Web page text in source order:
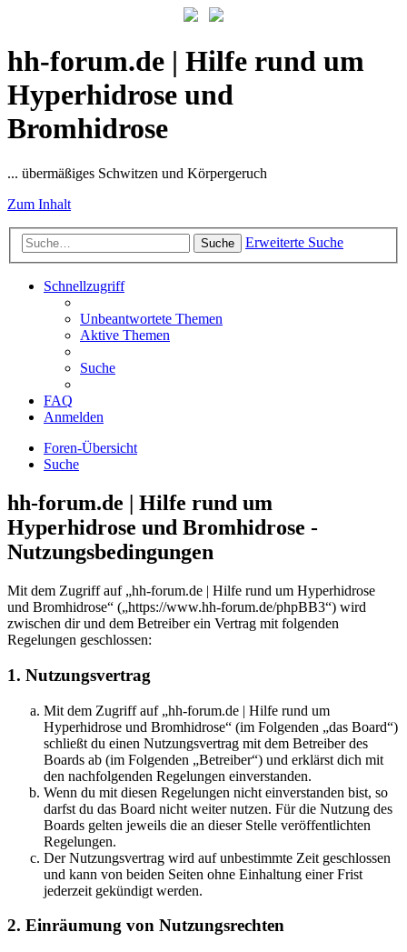
hh-forum.de | Hilfe rund um
Hyperhidrose und
Bromhidrose
... übermäßiges Schwitzen und Körpergeruch
Zum Inhalt
Suche Erweiterte Suche
Schnellzugriff
Unbeantwortete Themen
Aktive Themen
Suche
FAQ
Anmelden
Foren-Übersicht
Suche
hh-forum.de | Hilfe rund um
Hyperhidrose und Bromhidrose -
Nutzungsbedingungen
Mit dem Zugriff auf „hh-forum.de | Hilfe rund um Hyperhidrose
und Bromhidrose“ („https://www.hh-forum.de/phpBB3“) wird
zwischen dir und dem Betreiber ein Vertrag mit folgenden
Regelungen geschlossen:
1. Nutzungsvertrag
Mit dem Zugriff auf „hh-forum.de | Hilfe rund um
Hyperhidrose und Bromhidrose“ (im Folgenden „das Board“)
schließt du einen Nutzungsvertrag mit dem Betreiber des
Boards ab (im Folgenden „Betreiber“) und erklärst dich mit
den nachfolgenden Regelungen einverstanden.
Wenn du mit diesen Regelungen nicht einverstanden bist, so
darfst du das Board nicht weiter nutzen. Für die Nutzung des
Boards gelten jeweils die an dieser Stelle veröffentlichten
Regelungen.
Der Nutzungsvertrag wird auf unbestimmte Zeit geschlossen
und kann von beiden Seiten ohne Einhaltung einer Frist
jederzeit gekündigt werden.
2. Einräumung von Nutzungsrechten